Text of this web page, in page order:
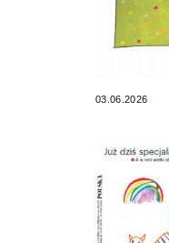
03.06.2026